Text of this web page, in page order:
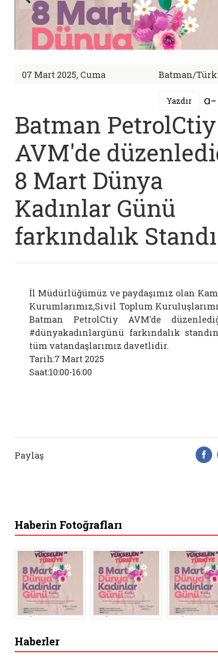
07 Mart 2025, Cuma Batman/
Yazdır
Batman PetrolCtiy
AVM'de
8 Mart Dünya
Kadınlar Günü
farkındalık Standı
İl Müdürlüğümüz ve paydaşımız olan
Kurumlarımız,Sivil Toplum
Batman PetrolCtiy AVM'de
#dünyakadınlargünü farkındalık
tüm vatandaşlarımız davetlidir.
Tarih:7 Mart 2025
Saat:10:00-16:00
Paylaş
Haberin Fotoğrafları
Haberler